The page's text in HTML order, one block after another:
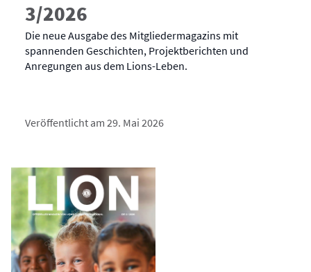
3/2026
Die neue Ausgabe des Mitgliedermagazins mit
spannenden Geschichten, Projektberichten und
Anregungen aus dem Lions-Leben.
Veröffentlicht am 29. Mai 2026